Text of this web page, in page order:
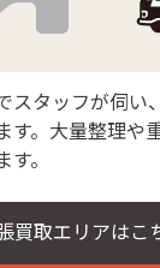
スタッフが伺い
す。大量整理や
。
買取エリアはこ